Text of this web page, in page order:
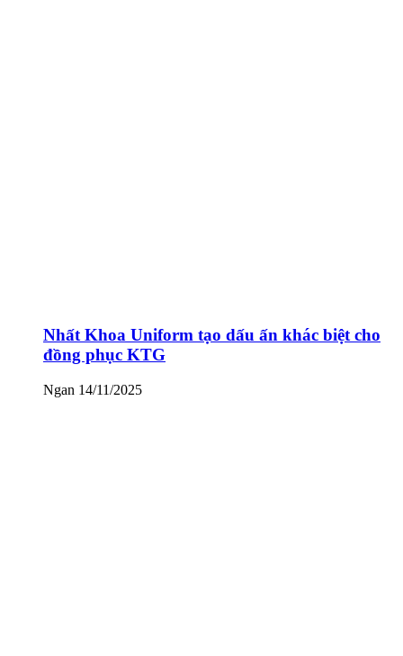
Nhất Khoa Uniform tạo dấu ấn khác biệt cho
đồng phục KTG
Ngan 14/11/2025